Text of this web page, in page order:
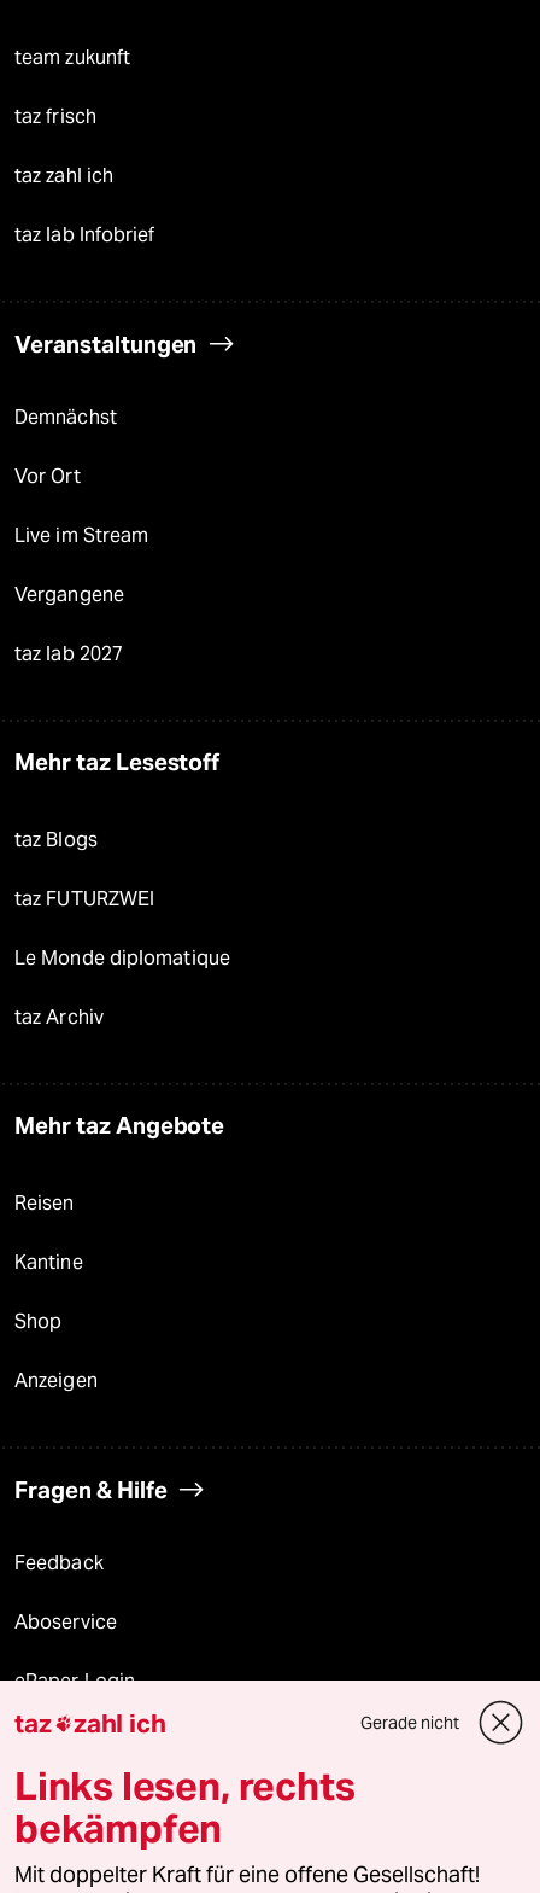
team zukunft
taz frisch
taz zahl ich
taz lab Infobrief
Veranstaltungen
Demnächst
Vor Ort
Live im Stream
Vergangene
taz lab 2027
Mehr taz Lesestoff
taz Blogs
taz FUTURZWEI
Le Monde diplomatique
taz Archiv
Mehr taz Angebote
Reisen
Kantine
Shop
Anzeigen
Fragen & Hilfe
Feedback
Aboservice
ePaper Login
Downloads für Abonnierende
© 2026 taz Verlags und Vertriebs GmbH
Alle Rechte vorbehalten. Bei rechtlichen Fragen oder für Genehmigungen
taz zahl ich Gerade nicht
Links lesen, rechts
bekämpfen
Mit doppelter Kraft für eine offene Gesellschaft!